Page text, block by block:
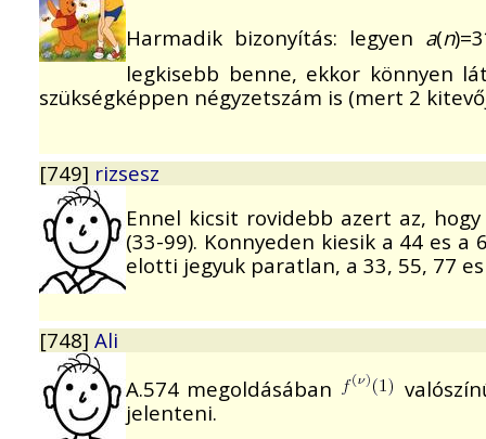
Harmadik bizonyítás: legyen a(n
legkisebb benne, ekkor könnyen
szükségképpen négyzetszám is (mert 2
[749] rizsesz
Ennel kicsit rovidebb azert az,
(33-99). Konnyeden kiesik a 44 es
elotti jegyuk paratlan, a 33, 55, 77
[748] Ali
A.574 megoldásában
jelenteni.